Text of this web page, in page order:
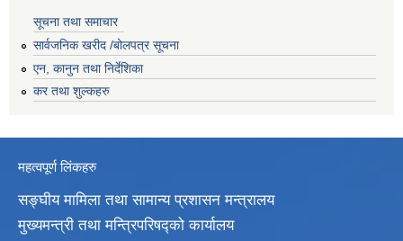
सूचना तथा समाचार
सार्वजनिक खरीद /बोलपत्र सूचना
एन, कानुन तथा निर्देशिका
कर तथा शुल्कहरु
महत्वपूर्ण लिंकहरु
सङ्घीय मामिला तथा सामान्य प्रशासन मन्त्रालय
मुख्यमन्त्री तथा मन्त्रिपरिषद्‍को कार्यालय